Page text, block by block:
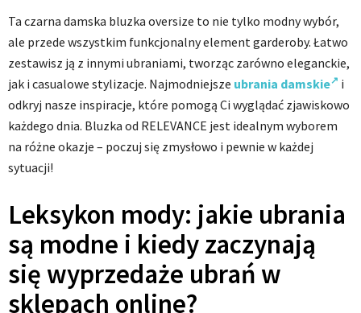
Ta czarna damska bluzka oversize to nie tylko modny wybór,
ale przede wszystkim funkcjonalny element garderoby. Łatwo
zestawisz ją z innymi ubraniami, tworząc zarówno eleganckie,
jak i casualowe stylizacje. Najmodniejsze ubrania damskie
i
odkryj nasze inspiracje, które pomogą Ci wyglądać zjawiskowo
każdego dnia. Bluzka od RELEVANCE jest idealnym wyborem
na różne okazje – poczuj się zmysłowo i pewnie w każdej
sytuacji!
Leksykon mody: jakie ubrania
są modne i kiedy zaczynają
się wyprzedaże ubrań w
sklepach online?